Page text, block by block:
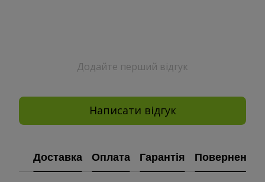
Додайте перший відгук
Написати відгук
Доставка Оплата Гарантія Повернення